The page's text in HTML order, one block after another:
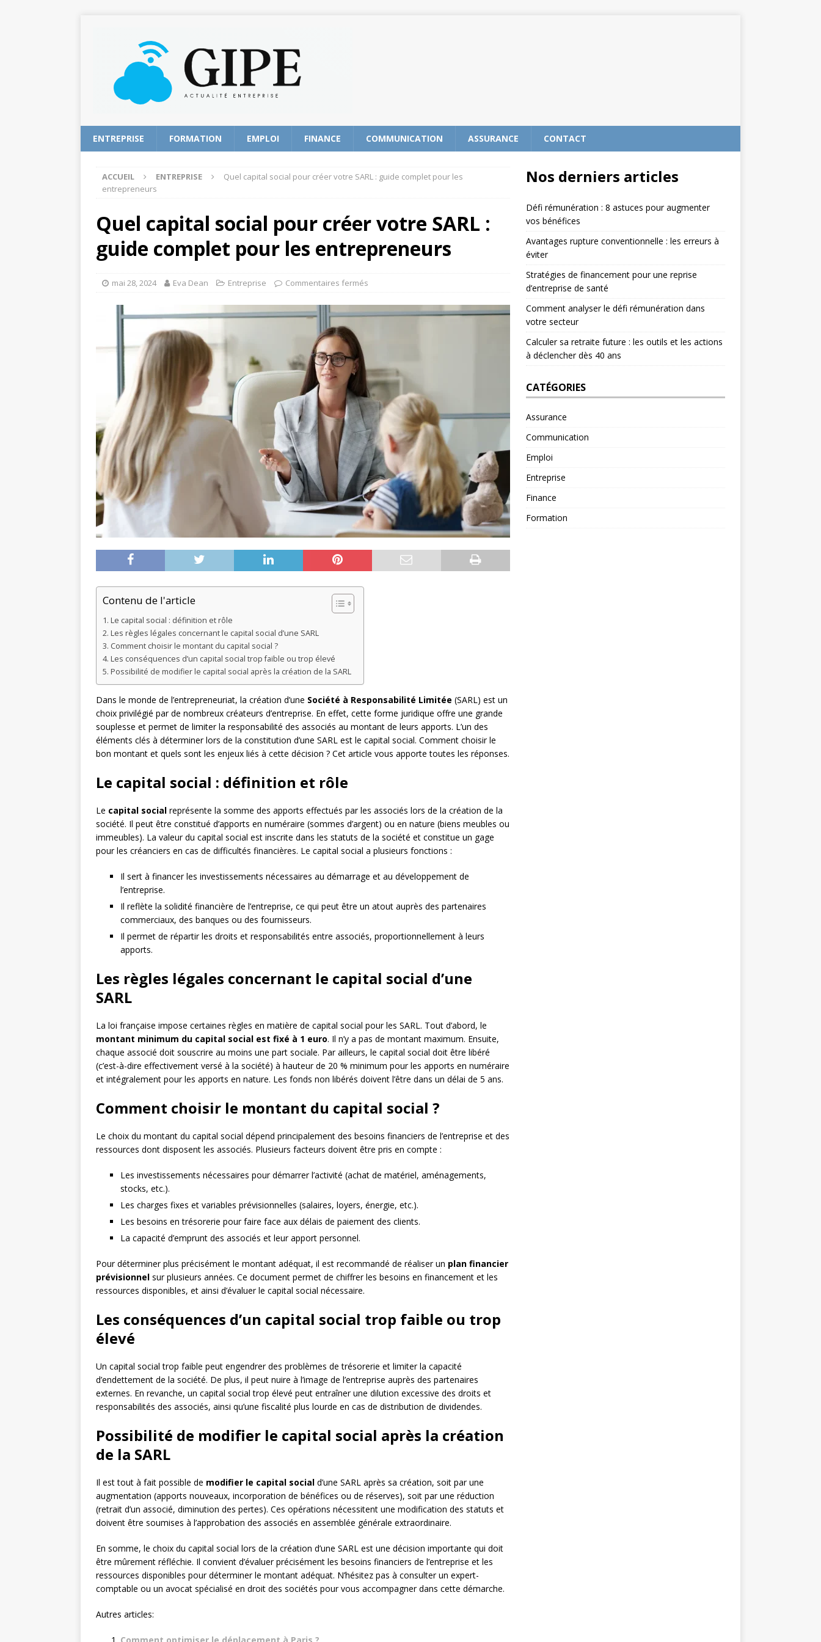
ENTREPRISE FORMATION EMPLOI FINANCE COMMUNICATION ASSURANCE CONTACT
ACCUEIL ENTREPRISE
Quel capital social pour créer votre SARL : guide complet pour les
entrepreneurs
Quel capital social pour créer votre SARL :
guide complet pour les entrepreneurs
mai 28, 2024 Eva Dean Entreprise Commentaires fermés
Contenu de l'article
Le capital social : définition et rôle
Les règles légales concernant le capital social d’une SARL
Comment choisir le montant du capital social ?
Les conséquences d’un capital social trop faible ou trop élevé
Possibilité de modifier le capital social après la création de la SARL
Dans le monde de l’entrepreneuriat, la création d’une Société à Responsabilité Limitée (SARL) est un
choix privilégié par de nombreux créateurs d’entreprise. En effet, cette forme juridique offre une grande
souplesse et permet de limiter la responsabilité des associés au montant de leurs apports. L’un des
éléments clés à déterminer lors de la constitution d’une SARL est le capital social. Comment choisir le
bon montant et quels sont les enjeux liés à cette décision ? Cet article vous apporte toutes les réponses.
Le capital social : définition et rôle
Le capital social représente la somme des apports effectués par les associés lors de la création de la
société. Il peut être constitué d’apports en numéraire (sommes d’argent) ou en nature (biens meubles ou
immeubles). La valeur du capital social est inscrite dans les statuts de la société et constitue un gage
pour les créanciers en cas de difficultés financières. Le capital social a plusieurs fonctions :
Il sert à financer les investissements nécessaires au démarrage et au développement de
l’entreprise.
Il reflète la solidité financière de l’entreprise, ce qui peut être un atout auprès des partenaires
commerciaux, des banques ou des fournisseurs.
Il permet de répartir les droits et responsabilités entre associés, proportionnellement à leurs
apports.
Les règles légales concernant le capital social d’une
SARL
La loi française impose certaines règles en matière de capital social pour les SARL. Tout d’abord, le
montant minimum du capital social est fixé à 1 euro. Il n’y a pas de montant maximum. Ensuite,
chaque associé doit souscrire au moins une part sociale. Par ailleurs, le capital social doit être libéré
(c’est-à-dire effectivement versé à la société) à hauteur de 20 % minimum pour les apports en numéraire
et intégralement pour les apports en nature. Les fonds non libérés doivent l’être dans un délai de 5 ans.
Comment choisir le montant du capital social ?
Le choix du montant du capital social dépend principalement des besoins financiers de l’entreprise et des
ressources dont disposent les associés. Plusieurs facteurs doivent être pris en compte :
Les investissements nécessaires pour démarrer l’activité (achat de matériel, aménagements,
stocks, etc.).
Les charges fixes et variables prévisionnelles (salaires, loyers, énergie, etc.).
Les besoins en trésorerie pour faire face aux délais de paiement des clients.
La capacité d’emprunt des associés et leur apport personnel.
Pour déterminer plus précisément le montant adéquat, il est recommandé de réaliser un plan financier
prévisionnel sur plusieurs années. Ce document permet de chiffrer les besoins en financement et les
ressources disponibles, et ainsi d’évaluer le capital social nécessaire.
Les conséquences d’un capital social trop faible ou trop
élevé
Un capital social trop faible peut engendrer des problèmes de trésorerie et limiter la capacité
d’endettement de la société. De plus, il peut nuire à l’image de l’entreprise auprès des partenaires
externes. En revanche, un capital social trop élevé peut entraîner une dilution excessive des droits et
responsabilités des associés, ainsi qu’une fiscalité plus lourde en cas de distribution de dividendes.
Possibilité de modifier le capital social après la création
de la SARL
Il est tout à fait possible de modifier le capital social d’une SARL après sa création, soit par une
augmentation (apports nouveaux, incorporation de bénéfices ou de réserves), soit par une réduction
(retrait d’un associé, diminution des pertes). Ces opérations nécessitent une modification des statuts et
doivent être soumises à l’approbation des associés en assemblée générale extraordinaire.
En somme, le choix du capital social lors de la création d’une SARL est une décision importante qui doit
être mûrement réfléchie. Il convient d’évaluer précisément les besoins financiers de l’entreprise et les
ressources disponibles pour déterminer le montant adéquat. N’hésitez pas à consulter un expert-
comptable ou un avocat spécialisé en droit des sociétés pour vous accompagner dans cette démarche.
Autres articles:
Nos derniers articles
Défi rémunération : 8 astuces pour augmenter
vos bénéfices
Avantages rupture conventionnelle : les erreurs à
éviter
Stratégies de financement pour une reprise
d’entreprise de santé
Comment analyser le défi rémunération dans
votre secteur
Calculer sa retraite future : les outils et les actions
à déclencher dès 40 ans
CATÉGORIES
Assurance
Communication
Emploi
Entreprise
Finance
Formation